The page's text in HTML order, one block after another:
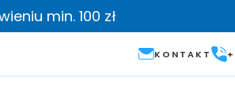
min. 100 zł
KONTAKT